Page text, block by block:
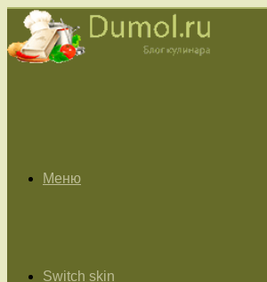
Меню
Switch skin